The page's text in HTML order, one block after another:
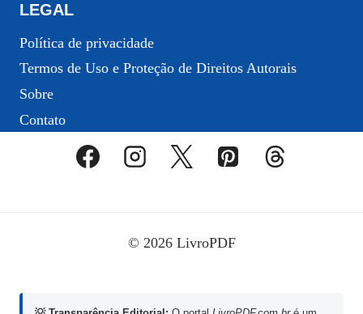
LEGAL
Política de privacidade
Termos de Uso e Proteção de Direitos Autorais
Sobre
Contato
© 2026 LivroPDF